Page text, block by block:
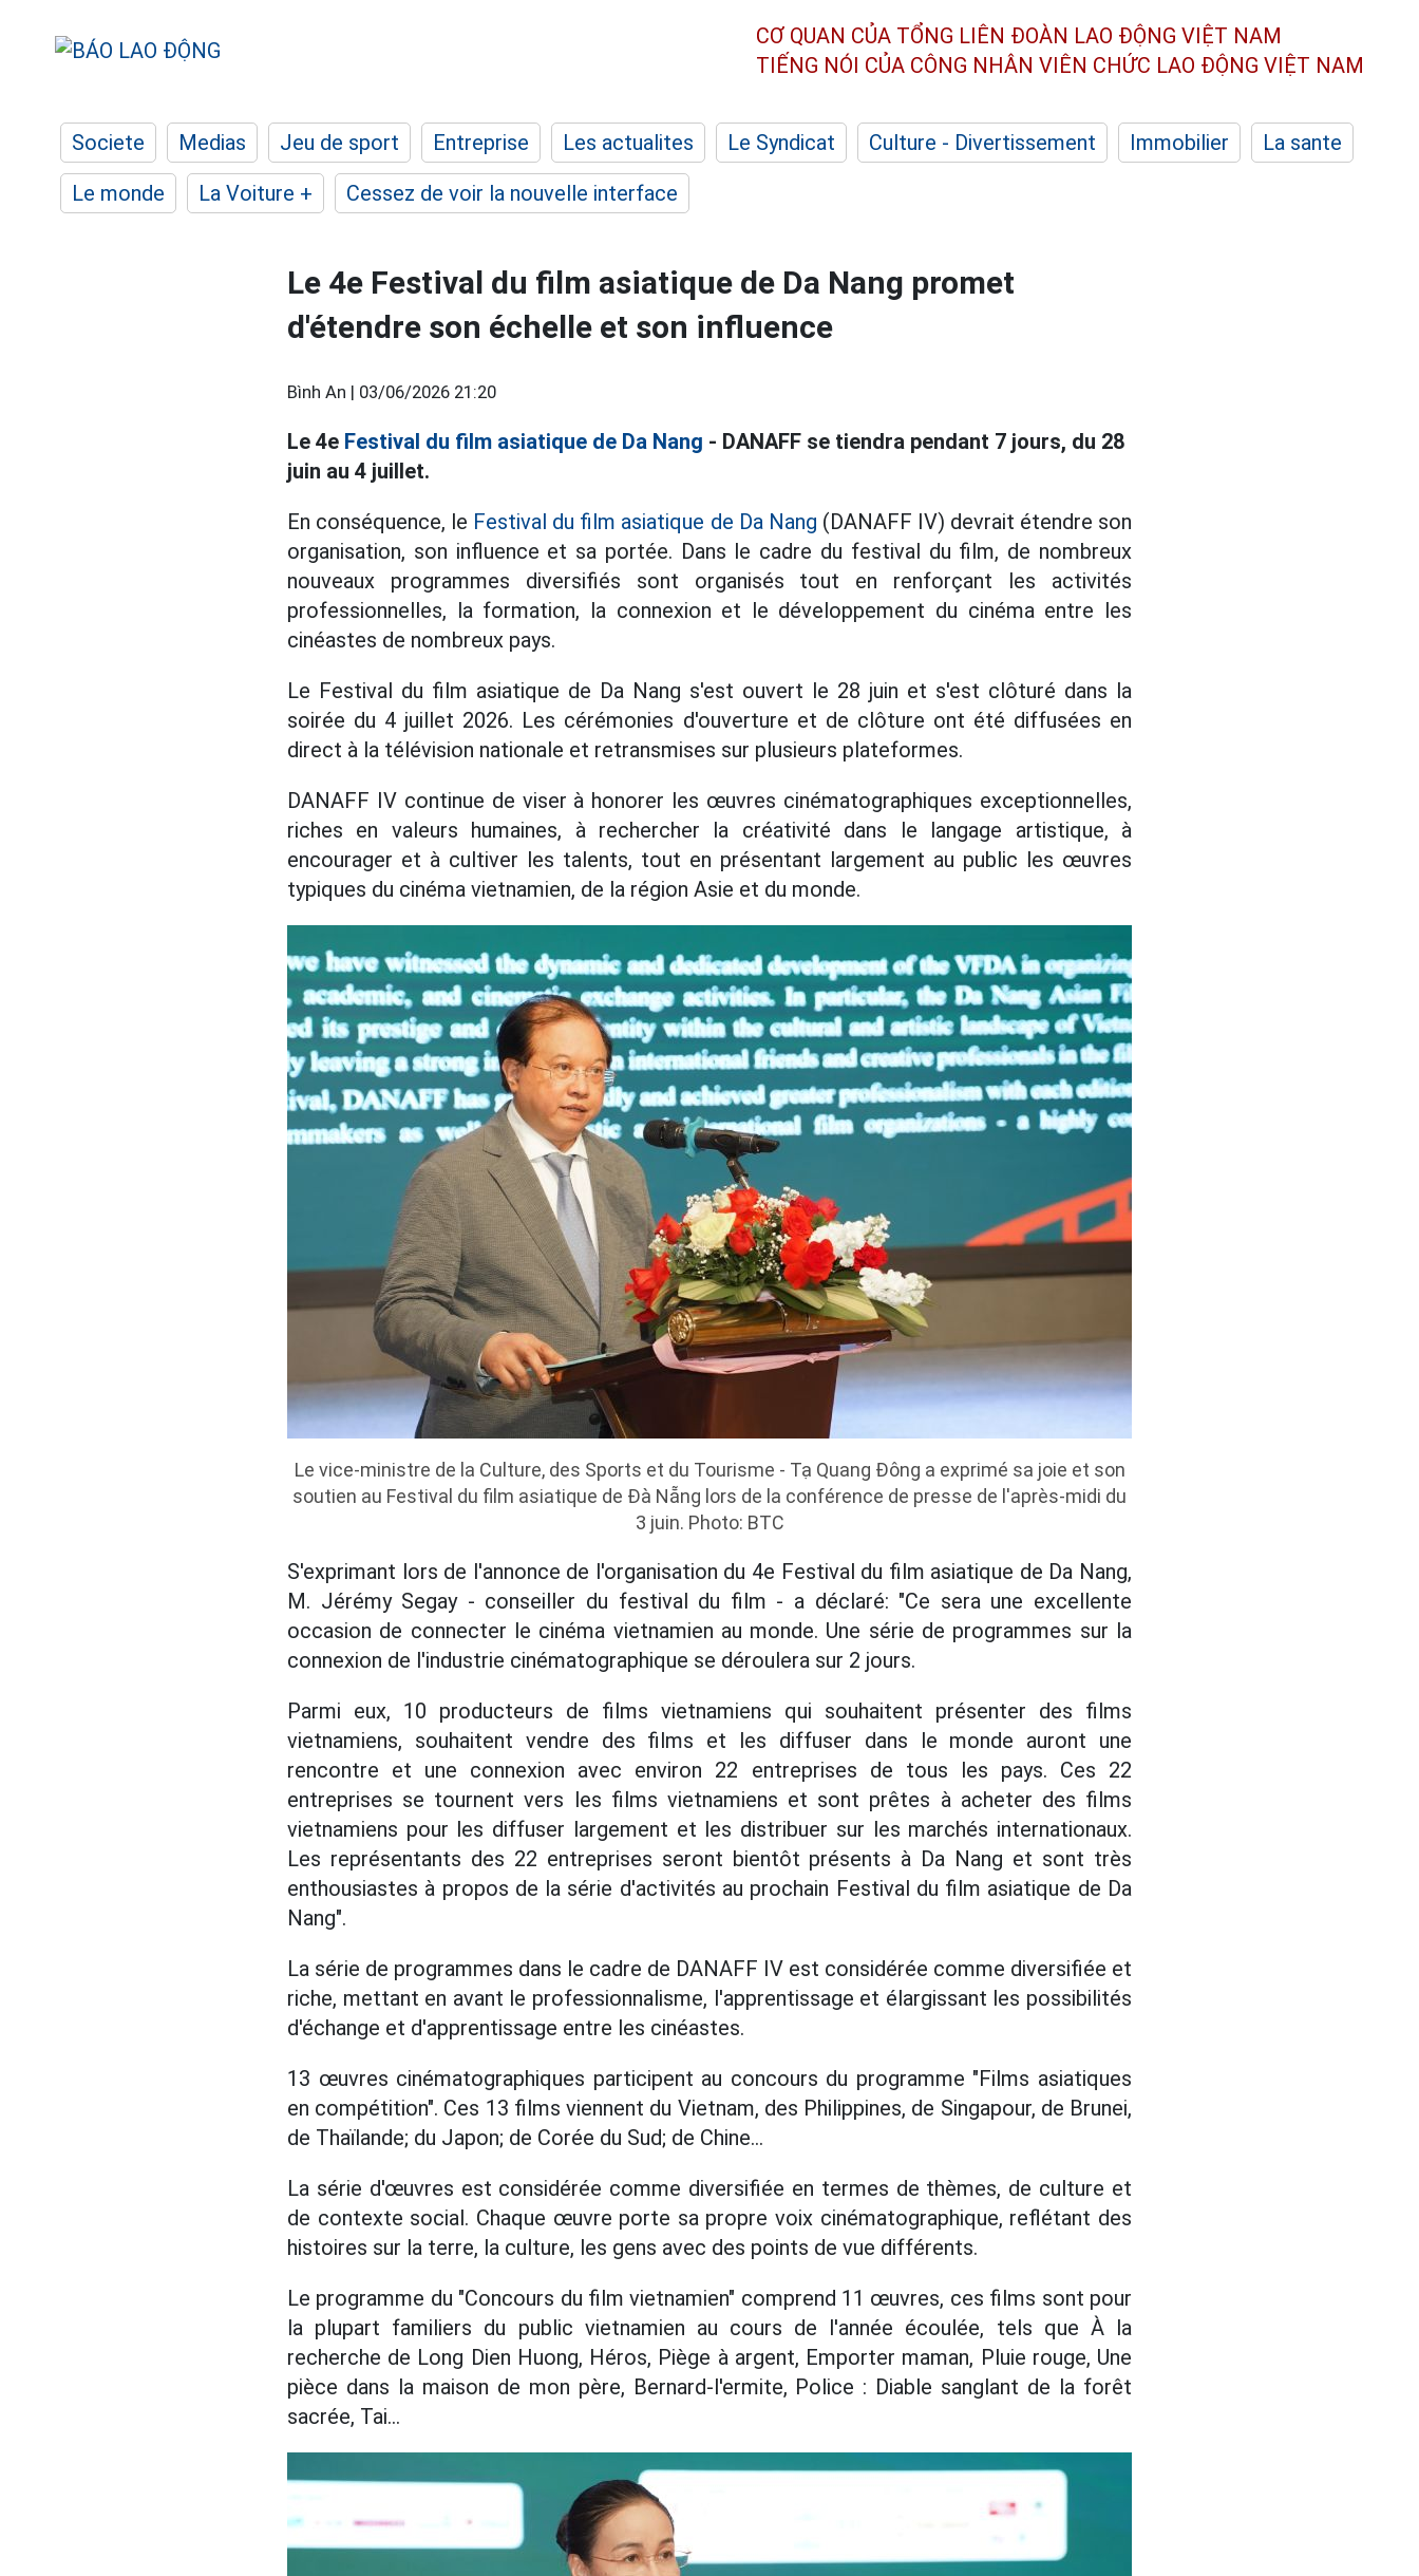
CƠ QUAN CỦA TỔNG LIÊN ĐOÀN LAO ĐỘNG VIỆT NAM
TIẾNG NÓI CỦA CÔNG NHÂN VIÊN CHỨC LAO ĐỘNG VIỆT NAM
Societe Medias Jeu de sport Entreprise Les actualites Le Syndicat Culture - Divertissement Immobilier
La sante
Le monde
La Voiture + Cessez de voir la nouvelle interface
Le 4e Festival du film asiatique de Da Nang promet
d'étendre son échelle et son influence
Bình An | 03/06/2026 21:20
Le 4e Festival du film asiatique de Da Nang - DANAFF se tiendra pendant 7 jours, du 28
juin au 4 juillet.
En conséquence, le Festival du film asiatique de Da Nang (DANAFF IV) devrait étendre son
organisation, son influence et sa portée. Dans le cadre du festival du film, de nombreux
nouveaux programmes diversifiés sont organisés tout en renforçant les activités
professionnelles, la formation, la connexion et le développement du cinéma entre les
cinéastes de nombreux pays.
Le Festival du film asiatique de Da Nang s'est ouvert le 28 juin et s'est clôturé dans la
soirée du 4 juillet 2026. Les cérémonies d'ouverture et de clôture ont été diffusées en
direct à la télévision nationale et retransmises sur plusieurs plateformes.
DANAFF IV continue de viser à honorer les œuvres cinématographiques exceptionnelles,
riches en valeurs humaines, à rechercher la créativité dans le langage artistique, à
encourager et à cultiver les talents, tout en présentant largement au public les œuvres
typiques du cinéma vietnamien, de la région Asie et du monde.
Le vice-ministre de la Culture, des Sports et du Tourisme - Tạ Quang Đông a exprimé sa joie et son
soutien au Festival du film asiatique de Đà Nẵng lors de la conférence de presse de l'après-midi du
3 juin. Photo: BTC
S'exprimant lors de l'annonce de l'organisation du 4e Festival du film asiatique de Da Nang,
M. Jérémy Segay - conseiller du festival du film - a déclaré: "Ce sera une excellente
occasion de connecter le cinéma vietnamien au monde. Une série de programmes sur la
connexion de l'industrie cinématographique se déroulera sur 2 jours.
Parmi eux, 10 producteurs de films vietnamiens qui souhaitent présenter des films
vietnamiens, souhaitent vendre des films et les diffuser dans le monde auront une
rencontre et une connexion avec environ 22 entreprises de tous les pays. Ces 22
entreprises se tournent vers les films vietnamiens et sont prêtes à acheter des films
vietnamiens pour les diffuser largement et les distribuer sur les marchés internationaux.
Les représentants des 22 entreprises seront bientôt présents à Da Nang et sont très
enthousiastes à propos de la série d'activités au prochain Festival du film asiatique de Da
Nang".
La série de programmes dans le cadre de DANAFF IV est considérée comme diversifiée et
riche, mettant en avant le professionnalisme, l'apprentissage et élargissant les possibilités
d'échange et d'apprentissage entre les cinéastes.
13 œuvres cinématographiques participent au concours du programme "Films asiatiques
en compétition". Ces 13 films viennent du Vietnam, des Philippines, de Singapour, de Brunei,
de Thaïlande; du Japon; de Corée du Sud; de Chine...
La série d'œuvres est considérée comme diversifiée en termes de thèmes, de culture et
de contexte social. Chaque œuvre porte sa propre voix cinématographique, reflétant des
histoires sur la terre, la culture, les gens avec des points de vue différents.
Le programme du "Concours du film vietnamien" comprend 11 œuvres, ces films sont pour
la plupart familiers du public vietnamien au cours de l'année écoulée, tels que À la
recherche de Long Dien Huong, Héros, Piège à argent, Emporter maman, Pluie rouge, Une
pièce dans la maison de mon père, Bernard-l'ermite, Police : Diable sanglant de la forêt
sacrée, Tai...